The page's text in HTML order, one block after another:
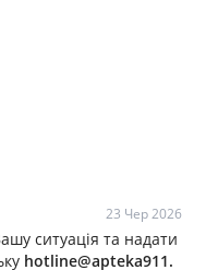
23 Чер 2026
ситуація та надати
hotline@apteka911.